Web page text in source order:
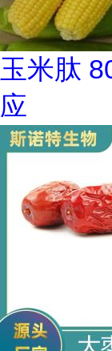
玉米肽
应